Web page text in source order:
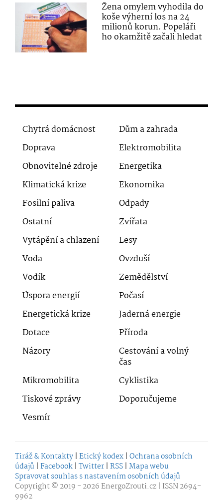
Žena omylem vyhodila do
koše výherní los na 24
milionů korun. Popeláři
ho okamžitě začali hledat
Chytrá domácnost
Dům a zahrada
Doprava
Elektromobilita
Obnovitelné zdroje
Energetika
Klimatická krize
Ekonomika
Fosilní paliva
Odpady
Ostatní
Zvířata
Vytápění a chlazení
Lesy
Voda
Ovzduší
Vodík
Zemědělství
Úspora energií
Počasí
Energetická krize
Jaderná energie
Dotace
Příroda
Názory
Cestování a volný
čas
Mikromobilita
Cyklistika
Tiskové zprávy
Doporučujeme
Vesmír
Tiráž & Kontakty | Etický kodex | Ochrana osobních
údajů | Facebook | Twitter | RSS | Mapa webu
Spravovat souhlas s nastavením osobních údajů
Copyright © 2019 - 2026EnergoZrouti.cz | ISSN 2694-
9962